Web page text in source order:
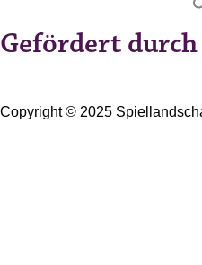
Gefördert durch
Copyright © 2025